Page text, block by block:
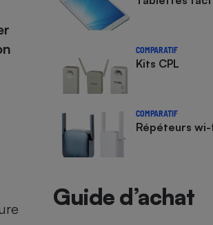
COMPARATIF
Kits CPL
COMPARATIF
Répéteurs
Guide d’achat